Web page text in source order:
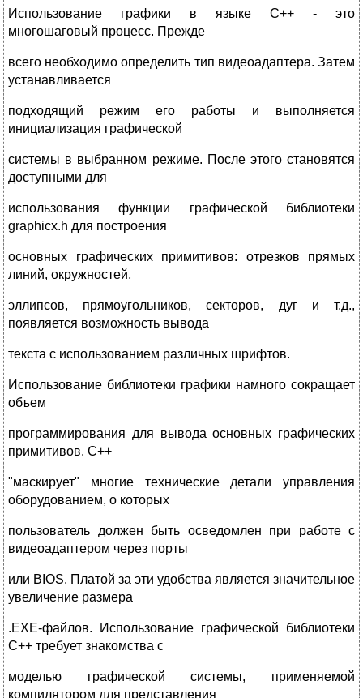
Использование графики в языке С++ - это
многошаговый процесс. Прежде
всего необходимо определить тип видеоадаптера. Затем
устанавливается
подходящий режим его работы и выполняется
инициализация графической
системы в выбранном режиме. После этого становятся
доступными для
использования функции графической библиотеки
graphicx.h для построения
основных графических примитивов: отрезков прямых
линий, окружностей,
эллипсов, прямоугольников, секторов, дуг и т.д.,
появляется возможность вывода
текста с использованием различных шрифтов.
Использование библиотеки графики намного сокращает
объем
программирования для вывода основных графических
примитивов. С++
"маскирует" многие технические детали управления
оборудованием, о которых
пользователь должен быть осведомлен при работе с
видеоадаптером через порты
или BIOS. Платой за эти удобства является значительное
увеличение размера
.ЕХЕ-файлов. Использование графической библиотеки
С++ требует знакомства с
моделью графической системы, применяемой
компилятором для представления